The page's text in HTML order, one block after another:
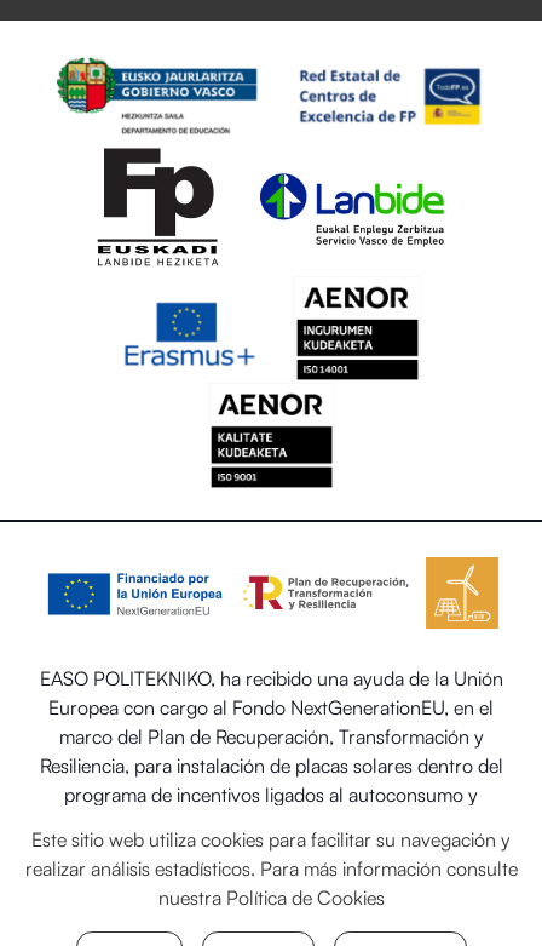
EASO POLITEKNIKO, ha recibido una ayuda de la Unión
Europea con cargo al Fondo NextGenerationEU, en el
marco del Plan de Recuperación, Transformación y
Resiliencia, para instalación de placas solares dentro del
programa de incentivos ligados al autoconsumo y
como la implantación de sistemas térmicos renovables en
el sector residencial del Ministerio para la Transición
Ecológica y el Reto Demográfico.
Este sitio web utiliza cookies para facilitar su navegación y
realizar análisis estadísticos. Para más información consulte
nuestra Política de Cookies